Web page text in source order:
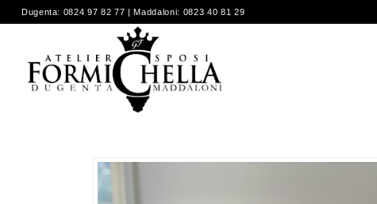
Dugenta: 0824 97 82 77 | Maddaloni: 0823 40 81 29